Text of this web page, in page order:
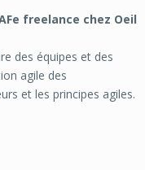
freelance chez Oeil
des équipes et des
agile des
et les principes agiles.